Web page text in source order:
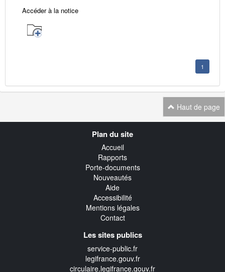
Accéder à la notice
1
Haut de page
Plan du site
Accueil
Rapports
Porte-documents
Nouveautés
Aide
Accessibilité
Mentions légales
Contact
Les sites publics
service-public.fr
legifrance.gouv.fr
circulaire.legifrance.gouv.fr